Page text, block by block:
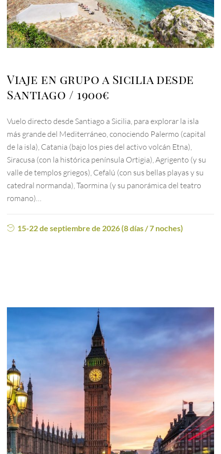
Viaje en grupo a Sicilia desde
Santiago
1900€
Vuelo directo desde Santiago a Sicilia, para explorar la isla
más grande del Mediterráneo, conociendo Palermo (capital
de la isla), Catania (bajo los pies del activo volcán Etna),
Siracusa (con la histórica península Ortigia), Agrigento (y su
valle de templos griegos), Cefalú (con sus bellas playas y su
catedral normanda), Taormina (y su panorámica del teatro
romano)…
15-22 de septiembre de 2026 (8 días / 7 noches)